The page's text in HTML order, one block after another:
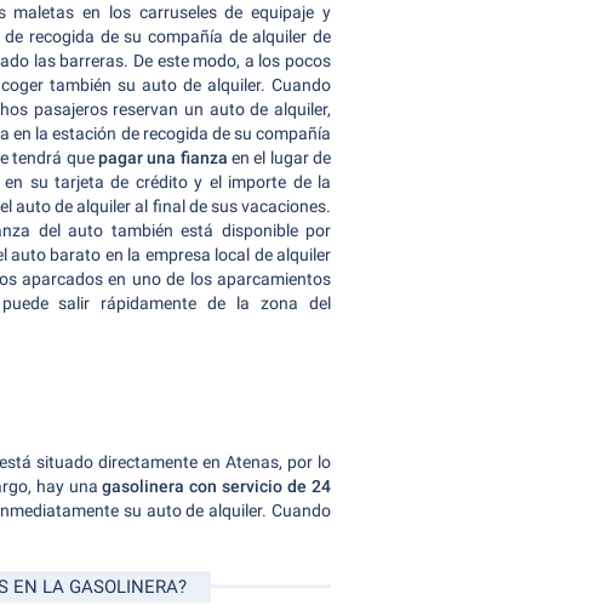
maletas en los carruseles de equipaje y
recogida de su compañía de alquiler de
las barreras. De este modo, a los pocos
también su auto de alquiler. Cuando
pasajeros reservan un auto de alquiler,
en la estación de recogida de su compañía
tendrá quepagar una fianza en el lugar de
su tarjeta de crédito y el importe de la
auto de alquiler al final de sus vacaciones.
del auto también está disponible por
auto barato en la empresa local de alquiler
aparcados en uno de los aparcamientos
salir rápidamente de la zona del
situado directamente en Atenas, por lo
hay unagasolinera con servicio de 24
su auto de alquiler. Cuando
EN LA GASOLINERA?